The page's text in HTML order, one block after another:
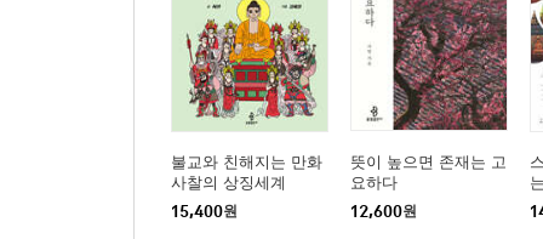
불교와 친해지는 만화
사찰의 상징세계
15,400원
뜻이 높으면 존재는 고
요하다
12,600원